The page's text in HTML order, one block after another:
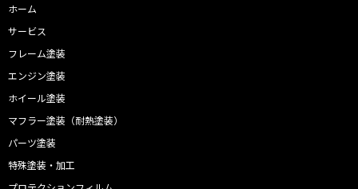
ホーム
サービス
フレーム塗装
エンジン塗装
ホイール塗装
マフラー塗装（耐熱塗装）
パーツ塗装
特殊塗装・加工